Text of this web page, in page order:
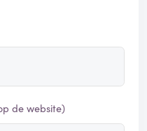
de website)